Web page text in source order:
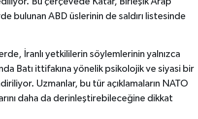
bulunan ABD üslerinin de saldırı listesinde
İranlı yetkililerin söylemlerinin yalnızca
Batı ittifakına yönelik psikolojik ve siyasi bir
Uzmanlar, bu tür açıklamaların NATO
daha da derinleştirebileceğine dikkat